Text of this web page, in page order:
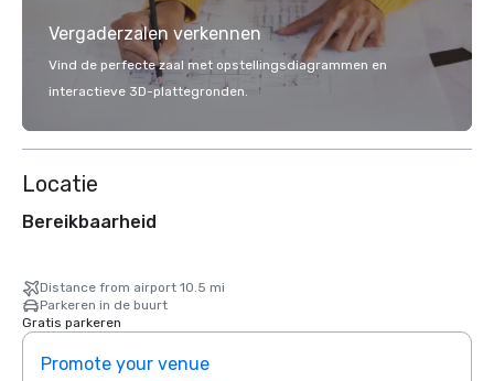
Vergaderzalen verkennen
Vind de perfecte zaal met opstellingsdiagrammen en
interactieve 3D-plattegronden.
Locatie
Bereikbaarheid
Distance from airport 10.5 mi
Parkeren in de buurt
Gratis parkeren
Promote your venue